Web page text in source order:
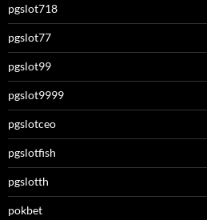
pgslot718
pgslot77
pgslot99
pgslot9999
pgslotceo
pgslotfish
pgslotth
pokbet